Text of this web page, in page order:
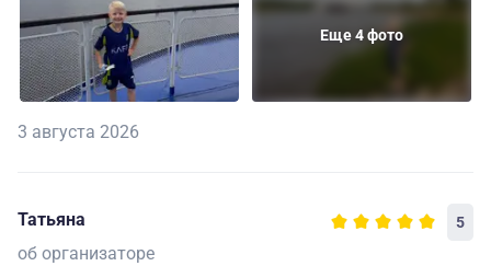
Еще 4 фото
3 августа 2026
Татьяна 5
об организаторе